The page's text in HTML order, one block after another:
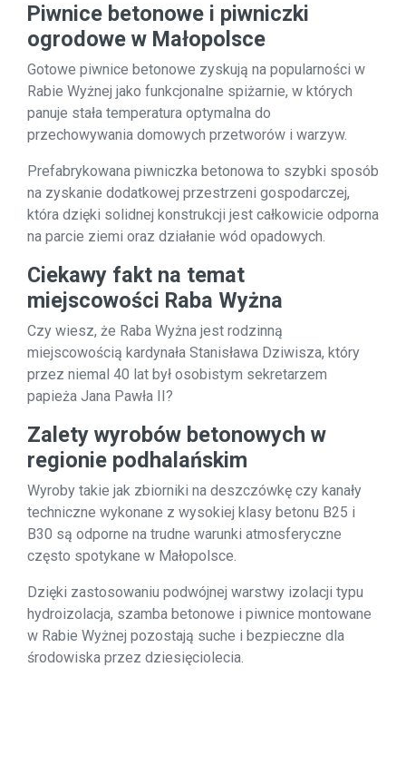
Piwnice betonowe i piwniczki
ogrodowe w Małopolsce
Gotowe piwnice betonowe zyskują na popularności w
Rabie Wyżnej jako funkcjonalne spiżarnie, w których
panuje stała temperatura optymalna do
przechowywania domowych przetworów i warzyw.
Prefabrykowana piwniczka betonowa to szybki sposób
na zyskanie dodatkowej przestrzeni gospodarczej,
która dzięki solidnej konstrukcji jest całkowicie odporna
na parcie ziemi oraz działanie wód opadowych.
Ciekawy fakt na temat
miejscowości Raba Wyżna
Czy wiesz, że Raba Wyżna jest rodzinną
miejscowością kardynała Stanisława Dziwisza, który
przez niemal 40 lat był osobistym sekretarzem
papieża Jana Pawła II?
Zalety wyrobów betonowych w
regionie podhalańskim
Wyroby takie jak zbiorniki na deszczówkę czy kanały
techniczne wykonane z wysokiej klasy betonu B25 i
B30 są odporne na trudne warunki atmosferyczne
często spotykane w Małopolsce.
Dzięki zastosowaniu podwójnej warstwy izolacji typu
hydroizolacja, szamba betonowe i piwnice montowane
w Rabie Wyżnej pozostają suche i bezpieczne dla
środowiska przez dziesięciolecia.